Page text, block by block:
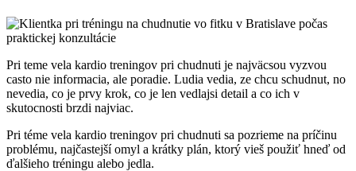
Pri teme vela kardio treningov pri chudnuti je najväcsou vyzvou
casto nie informacia, ale poradie. Ludia vedia, ze chcu schudnut, no
nevedia, co je prvy krok, co je len vedlajsi detail a co ich v
skutocnosti brzdi najviac.
Pri téme vela kardio treningov pri chudnuti sa pozrieme na príčinu
problému, najčastejší omyl a krátky plán, ktorý vieš použiť hneď od
ďalšieho tréningu alebo jedla.